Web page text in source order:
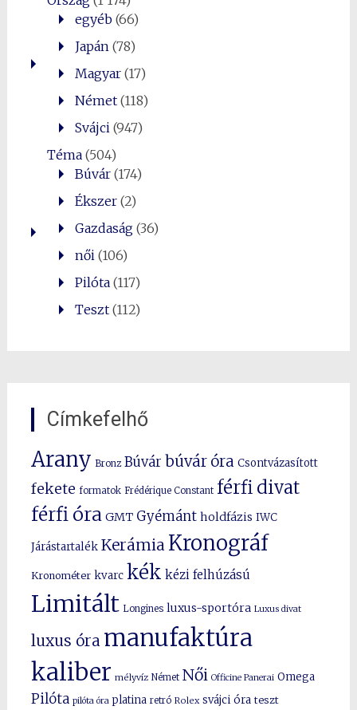
egyéb(66)
Japán (78)
Magyar(17)
Német(118)
Svájci (947)
Téma(504)
Búvár(174)
Ékszer(2)
Gazdaság(36)
női (106)
Pilóta(117)
Teszt(112)
Címkefelhő
Arany Bronz Búvár búvár óra Csontvázasított
fekete formatok Frédérique Constant férfi divat
férfi óra GMT Gyémánt holdfázis IWC
Járástartalék Kerámia Kronográf
Kronométer kvarc kék kézi felhúzású
Limitált Longines luxus-sportóra Luxus divat
luxus óra manufaktúra
kaliber mélyvíz Német Női Officine Panerai Omega
Pilóta pilóta óra platina retró Rolex svájci óra teszt